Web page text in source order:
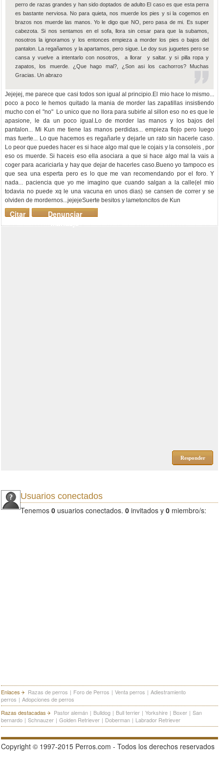
perro de razas grandes y han sido doptados de adulto El caso es que esta perra
es bastante nerviosa. No para quieta, nos muerde los pies y si la cogemos en
brazos nos muerde las manos. Yo le digo que NO, pero pasa de mi. Es super
cabezota. Si nos sentamos en el sofa, llora sin cesar para que la subamos,
nosotros la ignoramos y los entonces empieza a morder los pies o bajos del
pantalon. La regañamos y la apartamos, pero sigue. Le doy sus juguetes pero se
cansa y vuelve a intentarlo con nosotros, a llorar y saltar. y si pilla ropa y
zapatos, los muerde. ¿Que hago mal?, ¿Son asi los cachorros? Muchas
Gracias. Un abrazo
Jejejej, me parece que casi todos son igual al principio.El mio hace lo mismo...
poco a poco le hemos quitado la mania de morder las zapatillas insistiendo
mucho con el "no" Lo unico que no llora para subirle al sillon eso no es que le
apasione, le da un poco igual.Lo de morder las manos y los bajos del
pantalon... Mi Kun me tiene las manos perdidas... empieza flojo pero luego
mas fuerte... Lo que hacemos es regañarle y dejarle un rato sin hacerle caso.
Lo peor que puedes hacer es si hace algo mal que le cojais y la consoleis , por
eso os muerde. Si haceis eso ella asociara a que si hace algo mal la vais a
coger para acariciarla y hay que dejar de hacerles caso.Bueno yo tampoco es
que sea una esperta pero es lo que me van recomendando por el foro. Y
nada... paciencia que yo me imagino que cuando salgan a la calle(el mio
todavia no puede xq le una vacuna en unos dias) se cansen de correr y se
olviden de mordernos...jejejeSuerte besitos y lametoncitos de Kun
Denunciar
mensaje
Citar
Responder
Usuarios conectados
Tenemos 0 usuarios conectados. 0 invitados y 0 miembro/s:
Enlaces Razas de perros | Foro de Perros | Venta perros | Adiestramiento
perros | Adopciones de perros
Razas destacadas
Pastor alemán | Bulldog | Bull terrier | Yorkshire | Boxer | San
bernardo | Schnauzer | Golden Retriever | Doberman | Labrador Retriever
Copyright © 1997-2015 Perros.com - Todos los derechos reservados